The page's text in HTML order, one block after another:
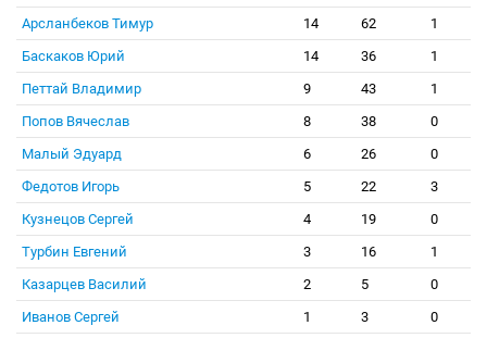
Арсланбеков Тимур
14 62
1
Баскаков Юрий
14 36
1
Петтай Владимир
9 43
1
Попов Вячеслав
8 38
0
Малый Эдуард
6 26
0
Федотов Игорь
5 22
3
Кузнецов Сергей
4 19
0
Турбин Евгений
3 16
1
Казарцев Василий
2 5
0
Иванов Сергей
1 3
0